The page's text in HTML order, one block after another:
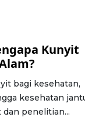
Kunyit
bagi kesehatan,
kesehatan
penelitian...